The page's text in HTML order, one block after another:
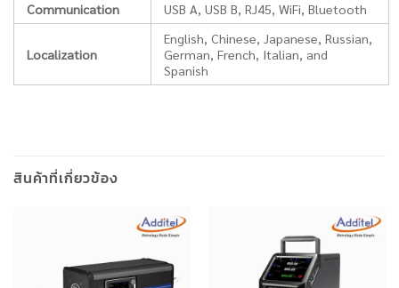
Communication USB A, USB B, RJ45, WiFi, Bluetooth
Localization
English, Chinese, Japanese, Russian,
German, French, Italian, and
Spanish
สินค้าที่เกี่ยวข้อง